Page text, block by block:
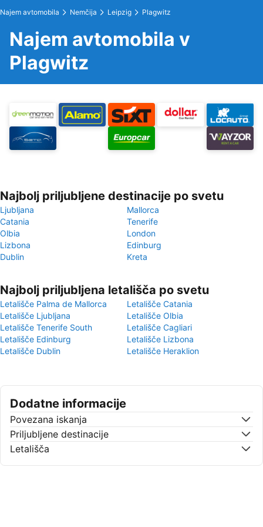
Najem avtomobila Nemčija Leipzig Plagwitz
Najem avtomobila v
Plagwitz
Najbolj priljubljene destinacije po svetu
Ljubljana
Mallorca
Catania
Tenerife
Olbia
London
Lizbona
Edinburg
Dublin
Kreta
Najbolj priljubljena letališča po svetu
Letališče Palma de Mallorca
Letališče Catania
Letališče Ljubljana
Letališče Olbia
Letališče Tenerife South
Letališče Cagliari
Letališče Edinburg
Letališče Lizbona
Letališče Dublin
Letališče Heraklion
Dodatne informacije
Povezana iskanja
Priljubljene destinacije
Letališča